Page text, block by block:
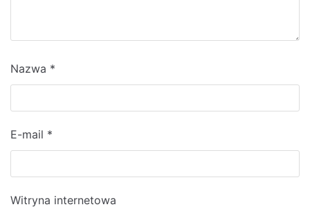
Nazwa *
E-mail *
Witryna internetowa